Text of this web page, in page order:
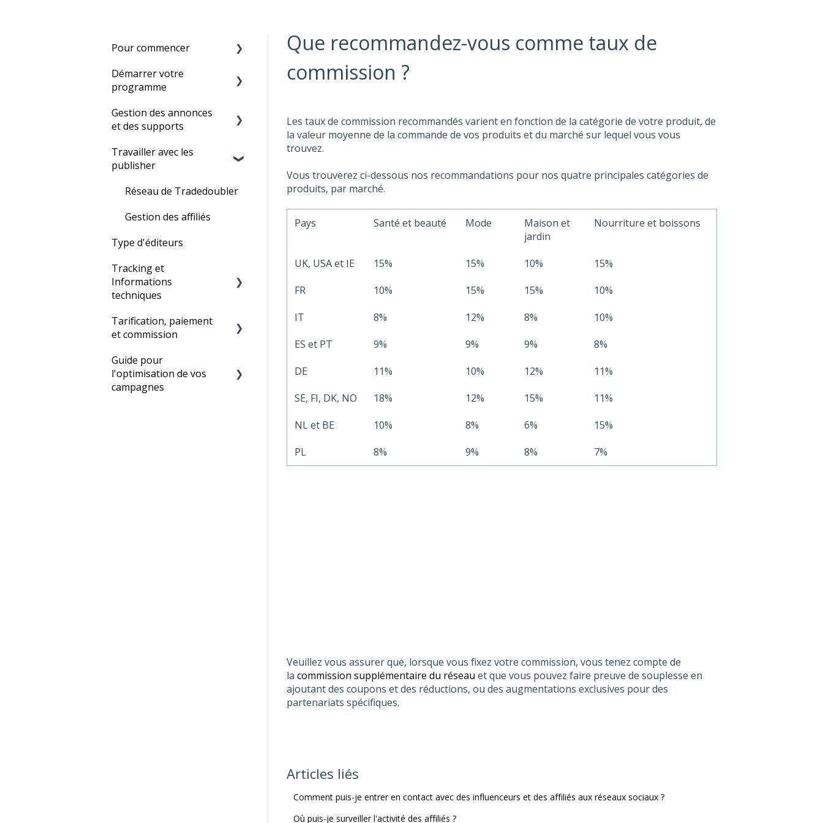
Que recommandez-vous comme taux de
commission ?
Les taux de commission recommandés varient en fonction de la catégorie de votre produit, de
la valeur moyenne de la commande de vos produits et du marché sur lequel vous vous
trouvez.
Vous trouverez ci-dessous nos recommandations pour nos quatre principales catégories de
produits, par marché.
Pays Santé et beauté Mode
Maison et
jardin
Nourriture et boissons
UK, USA et IE 15% 15% 10%
15%
FR
10% 15% 15%
10%
IT
8% 12% 8%
10%
ES et PT
9% 9% 9%
8%
DE
11% 10% 12%
11%
SE, FI, DK, NO
18% 12% 15%
11%
NL et BE
10% 8% 6%
15%
PL
8% 9% 8% 7%
Veuillez vous assurer que, lorsque vous fixez votre commission, vous tenez compte de
la commission supplémentaire du réseau et que vous pouvez faire preuve de souplesse en
ajoutant des coupons et des réductions, ou des augmentations exclusives pour des
partenariats spécifiques.
Articles liés
Comment puis-je entrer en contact avec des influenceurs et des affiliés aux réseaux sociaux ?
Où puis-je surveiller l'activité des affiliés ?
Pour commencer
Avant de commencer
Tracking Set-Up pour
programme en direct
programme
Démarrer votre
programme
La mise en place d'un
programme
Gestion des annonces
et des supports
Flux de produits
bannières
Codes promotionnels et
Annonces HTML
Travailler avec les
publisher
Réseau de Tradedoubler
Gestion des affiliés
Type d'éditeurs
Tracking et
Informations
techniques
Statistiques
Technique
Tarification, paiement
et commission
Frais d'abonnement
Facturation
Guide pour
l'optimisation de vos
campagnes